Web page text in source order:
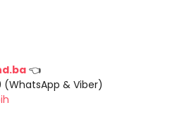
👈
(WhatsApp & Viber)